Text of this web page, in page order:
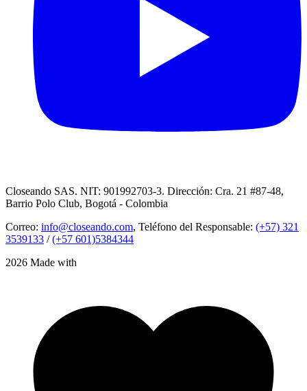
Closeando SAS. NIT: 901992703-3. Dirección: Cra. 21 #87-48,
Barrio Polo Club, Bogotá - Colombia
Correo: info@closeando.com, Teléfono del Responsable: (+57) 321
3539133 /(+57 601)5384344
2026 Made with